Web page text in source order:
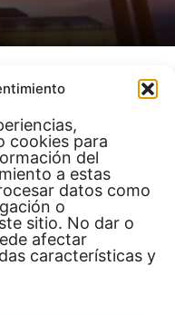
cookies para
del
a estas
datos como
o
sitio. No dar o
afectar
características y
Sitios de Tanger
debes Visitar